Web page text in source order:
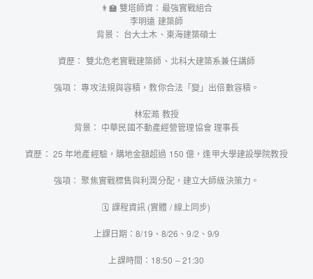
👨‍🏫 雙塔師資：最強實戰組合
李明遠 建築師
背景： 台大土木、東海建築碩士
資歷： 雙北危老實戰建築師、北科大建築系兼任講師
強項： 專攻法規與容積，教你合法「變」出倍數容積。
林宏澔 教授
背景： 中華民國不動產經營管理協會 理事長
資歷： 25 年地產經驗，購地金額超過 150 億，逢甲大學建設學院教授
強項： 聚焦實戰標售與利潤分配，建立大師級決策力。
🗓️ 課程資訊 (實體 / 線上同步)
上課日期：8/19、8/26、9/2、9/9
上課時間：18:50 – 21:30